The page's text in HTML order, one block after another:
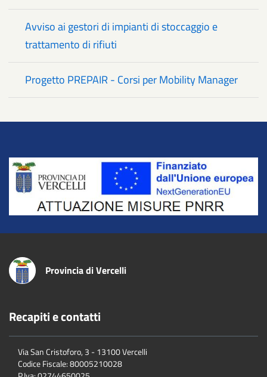
Avviso ai gestori di impianti di stoccaggio e
trattamento di rifiuti
Progetto PREPAIR - Corsi per Mobility Manager
Title
Provincia di Vercelli
Recapiti e contatti
Via San Cristoforo, 3 - 13100 Vercelli
Codice Fiscale:80005210028